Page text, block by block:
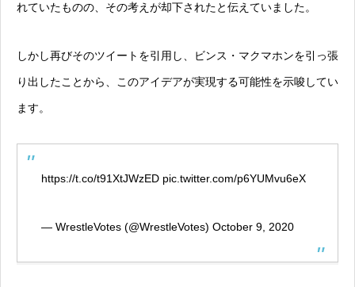
れていたものの、その考えが却下されたと伝えていました。
しかし再びそのツイートを引用し、ビンス・マクマホンを引っ張
り出したことから、このアイデアが実現する可能性を示唆してい
ます。
https://t.co/t91XtJWzED pic.twitter.com/p6YUMvu6eX
— WrestleVotes (@WrestleVotes) October 9, 2020